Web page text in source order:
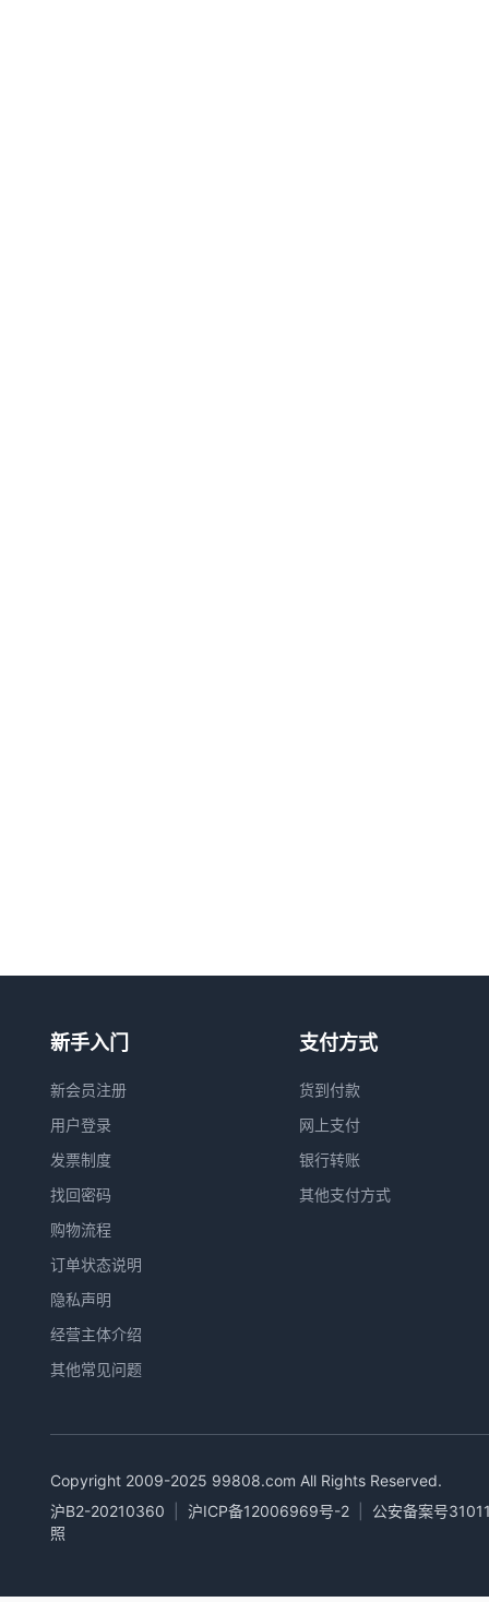
新手入门
新会员注册
用户登录
发票制度
找回密码
购物流程
订单状态说明
隐私声明
经营主体介绍
其他常见问题
支付方式
货到付款
网上支付
银行转账
其他支付方式
Copyright 2009-2025 99808.com All Rights Reserved.
沪B2-20210360
沪ICP备12006969号-2
公安备案号
照